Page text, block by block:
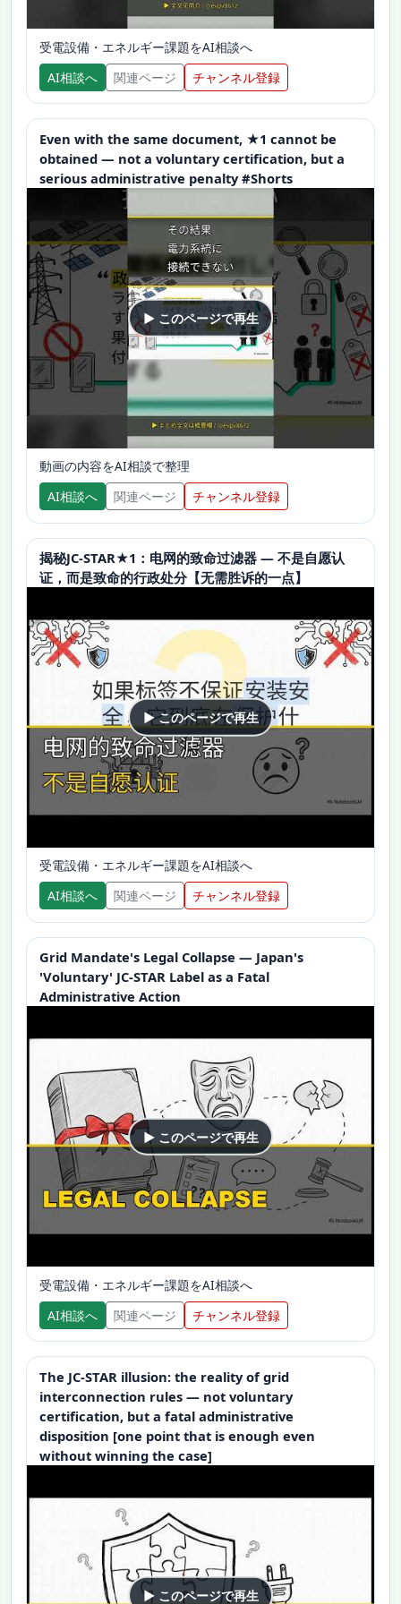
受電設備・エネルギー課題をAI相談へ
AI相談へ
関連ページ チャンネル登録
Even with the same document, ★1 cannot be
obtained — not a voluntary certification, but a
serious administrative penalty #Shorts
▶ このページで再生
動画の内容をAI相談で整理
AI相談へ
関連ページ チャンネル登録
揭秘JC-STAR★1：电网的致命过滤器 — 不是自愿认
证，而是致命的行政处分【无需胜诉的一点】
▶ このページで再生
受電設備・エネルギー課題をAI相談へ
AI相談へ
関連ページ チャンネル登録
Grid Mandate's Legal Collapse — Japan's
'Voluntary' JC-STAR Label as a Fatal
Administrative Action
▶ このページで再生
受電設備・エネルギー課題をAI相談へ
AI相談へ
関連ページ チャンネル登録
The JC-STAR illusion: the reality of grid
interconnection rules — not voluntary
certification, but a fatal administrative
disposition [one point that is enough even
without winning the case]
▶ このページで再生